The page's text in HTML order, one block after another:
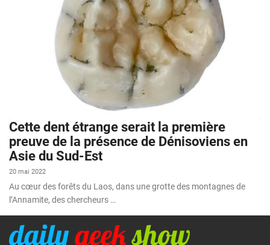
Cette dent étrange serait la première
preuve de la présence de Dénisoviens en
Asie du Sud-Est
20 mai 2022
Au cœur des forêts du Laos, dans une grotte des montagnes de
l’Annamite, des chercheurs …